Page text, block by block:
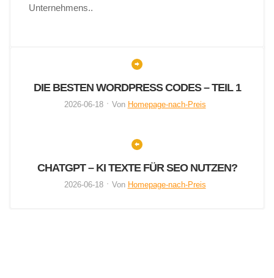
Unternehmens..
DIE BESTEN WORDPRESS CODES – TEIL 1
2026-06-18 Von Homepage-nach-Preis
CHATGPT – KI TEXTE FÜR SEO NUTZEN?
2026-06-18 Von Homepage-nach-Preis